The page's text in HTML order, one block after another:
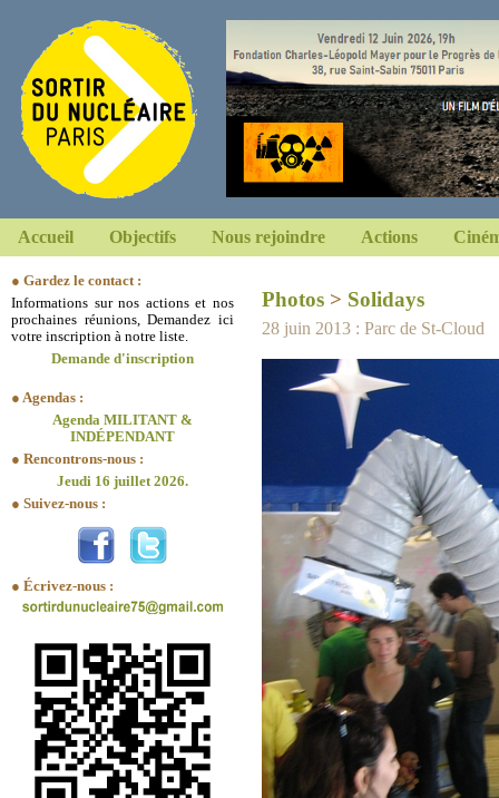
Accueil Objectifs Nous rejoindre Actions
● Gardez le contact :
Informations sur nos actions et nos
prochaines réunions, Demandez ici
votre inscription à notre liste.
Demande d'inscription
● Agendas :
Agenda MILITANT &
INDÉPENDANT
● Rencontrons-nous :
Jeudi 16 juillet 2026.
● Suivez-nous :
● Écrivez-nous :
Photos > Solidays
28 juin 2013 : Parc de St-Cloud